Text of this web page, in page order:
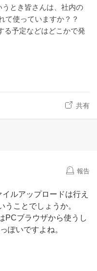
とき皆さんは、社内の
て使っていますか？？
る予定などはどこかで発
共有
報告
ルアップロードは行え
うことでしょうか。
PCブラウザから使うし
ぽいですよね。